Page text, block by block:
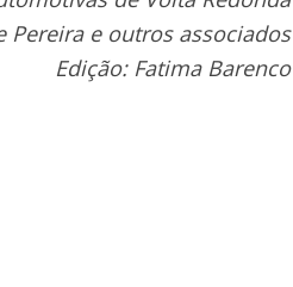
Pereira e outros associados
Edição: Fatima Barenco